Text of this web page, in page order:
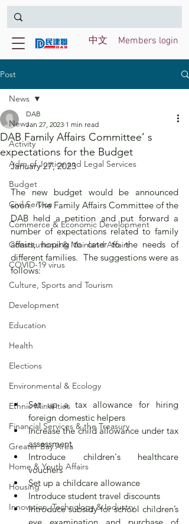
Members login
中文
Post
News
Activity
Adm of Justice and Legal Services
Budget
Civil Service
Commerce & Economic Development
Constitutional & Mainland Affairs
COVID-19 virus
Culture, Sports and Tourism
Development
Education
Health
Elections
Environmental & Ecology
Ethnic Minorities
Financial Services & the Treasury
Greater Bay Area
Home & Youth Affairs
Housing
Innovation, Technology & Industry
News
DAB Family Affairs Committee’ s
expectations for the Budget
DAB
Jan 27, 2023 1 min read
January 27, 2023
The new budget would be announced
soon.  The Family Affairs Committee of the
DAB held a petition and put forward a
number of expectations related to family
affairs, hoping to cater to the needs of
different families.  The suggestions were as
follows:
Set up a tax allowance for hiring
foreign domestic helpers
Increase the child allowance under tax
assessment
Introduce children's healthcare
vouchers
Set up a childcare allowance
Introduce student travel discounts
Introduce subsidy for school children’s